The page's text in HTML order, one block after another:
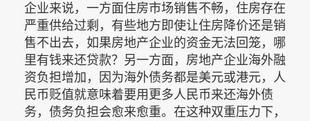
企业来说，一方面住房市场销售不畅，住房存在
严重供给过剩，有些地方即使让住房降价还是销
售不出去，如果房地产企业的资金无法回笼，哪
里有钱来还贷款？另一方面，房地产企业海外融
资负担增加，因为海外债务都是美元或港元，人
民币贬值就意味着要用更多人民币来还海外债
务，债务负担会愈来愈重。在这种双重压力下，